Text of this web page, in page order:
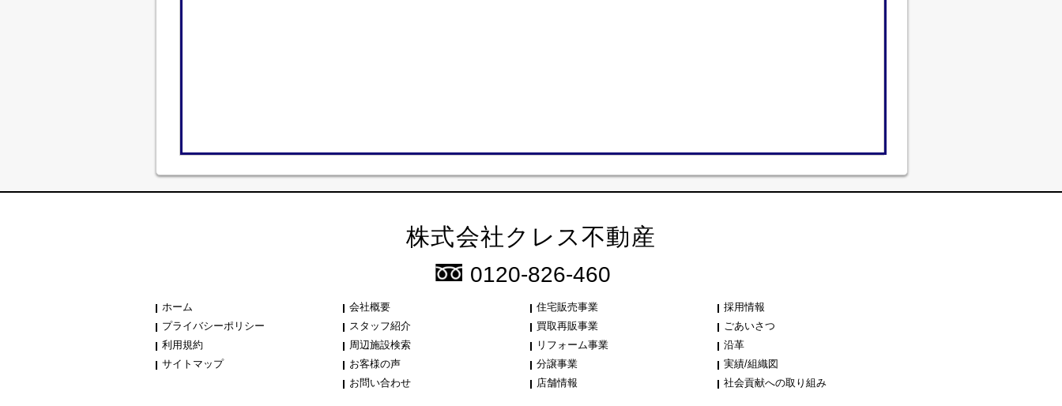
株式会社クレス不動産
0120-826-460
ホーム
プライバシーポリシー
利用規約
サイトマップ
会社概要
スタッフ紹介
周辺施設検索
お客様の声
お問い合わせ
住宅販売事業
買取再販事業
リフォーム事業
分譲事業
店舗情報
採用情報
ごあいさつ
沿革
実績/組織図
社会貢献への取り組み